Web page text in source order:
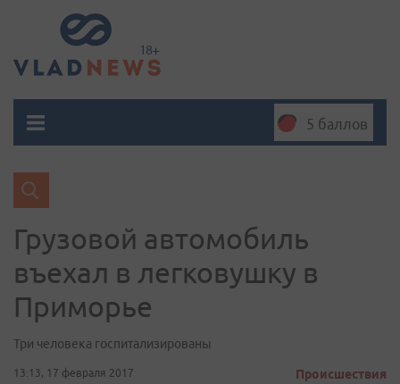
5 баллов
Грузовой автомобиль
въехал в легковушку в
Приморье
Три человека госпитализированы
13:13, 17 февраля 2017 Происшествия